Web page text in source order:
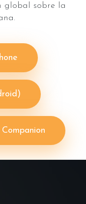
global sobre la